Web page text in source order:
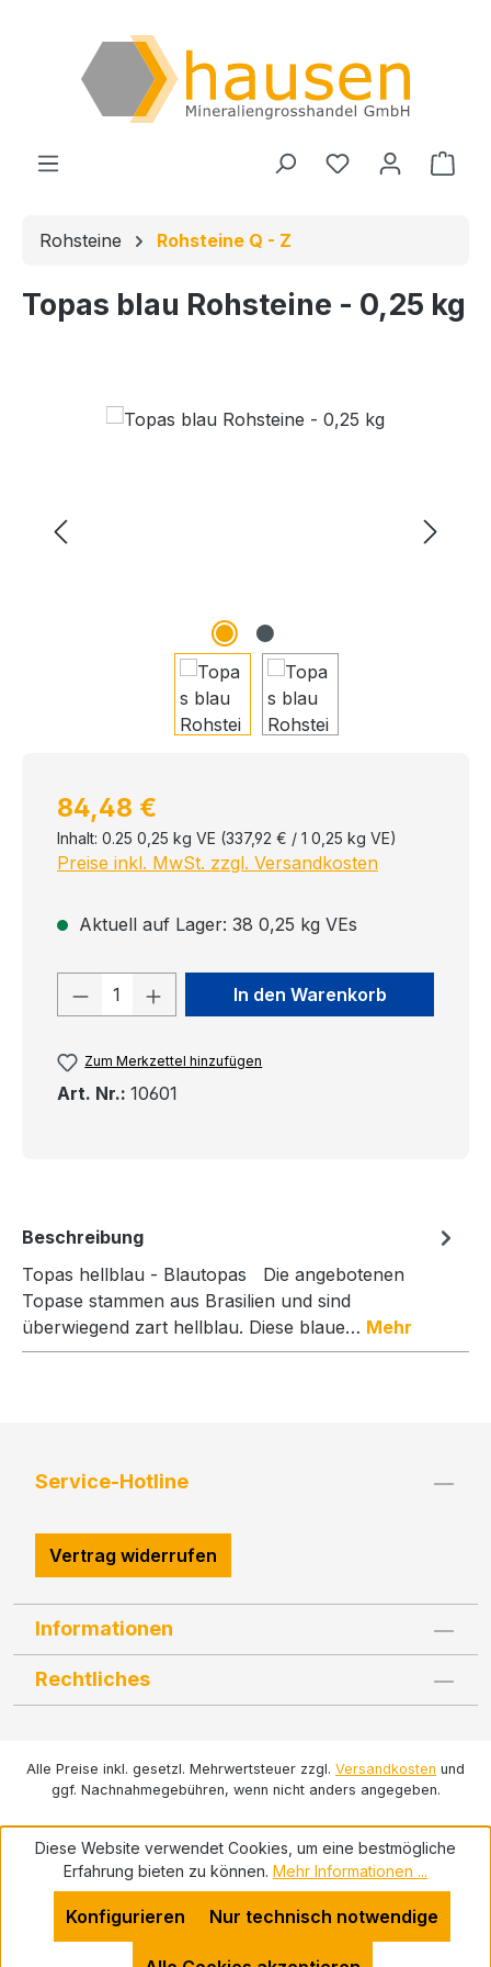
Du hast 0
Rohsteine Rohsteine Q - Z
Topas blau Rohsteine - 0,25 kg
Bildergalerie überspringen
Regulärer Preis:
84,48 €
Inhalt: 0.25 0,25 kg VE (337,92 € / 1 0,25 kg VE)
Preise inkl. MwSt. zzgl. Versandkosten
Aktuell auf Lager: 38 0,25 kg VEs
Produkt Anzahl: Gib den
In den Warenkorb
Zum Merkzettel hinzufügen
Art. Nr.: 10601
Beschreibung
Topas hellblau - Blautopas Die angebotenen
Topase stammen aus Brasilien und sind
überwiegend zart hellblau. Diese blaue… Mehr
Service-Hotline
Vertrag widerrufen
Informationen
Rechtliches
Alle Preise inkl. gesetzl. Mehrwertsteuer zzgl. Versandkosten und
ggf. Nachnahmegebühren, wenn nicht anders angegeben.
Diese Website verwendet Cookies, um eine bestmögliche
Erfahrung bieten zu können. Mehr Informationen ...
Nur technisch notwendige
Konfigurieren